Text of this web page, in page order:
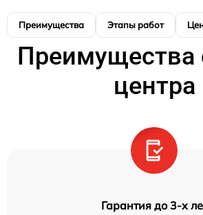
Преимущества Этапы работ
Преимущества
центра
Гарантия до 3-х